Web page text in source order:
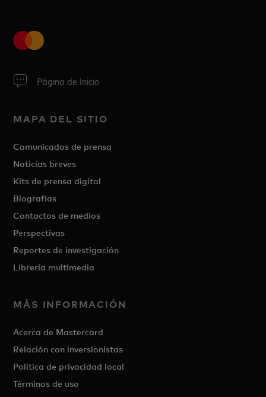
Página de Inicio
MAPA DEL SITIO
Comunicados de prensa
Noticias breves
Kits de prensa digital
Biografías
Contactos de medios
Perspectivas
Reportes de investigación
Librería multimedia
MÁS INFORMACIÓN
Acerca de Mastercard
Relación con inversionistas
Política de privacidad local
Términos de uso